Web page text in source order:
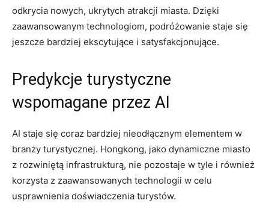
odkrycia nowych, ukrytych ⁤atrakcji miasta. Dzięki
zaawansowanym technologiom,‍ podróżowanie staje się
jeszcze‌ bardziej ekscytujące i satysfakcjonujące.
Predykcje turystyczne
wspomagane przez AI
AI‍ staje się ‌coraz bardziej⁣ nieodłącznym elementem w​
branży turystycznej. Hongkong, jako dynamiczne miasto
z rozwiniętą infrastrukturą, nie pozostaje w tyle i również
korzysta z⁢ zaawansowanych technologii w celu
usprawnienia ⁢doświadczenia turystów.